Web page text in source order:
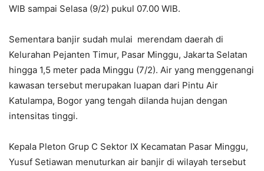
WIB sampai Selasa (9/2) pukul 07.00 WIB.
Sementara banjir sudah mulai merendam daerah di
Kelurahan Pejanten Timur, Pasar Minggu, Jakarta Selatan
hingga 1,5 meter pada Minggu (7/2). Air yang menggenangi
kawasan tersebut merupakan luapan dari Pintu Air
Katulampa, Bogor yang tengah dilanda hujan dengan
intensitas tinggi.
Kepala Pleton Grup C Sektor IX Kecamatan Pasar Minggu,
Yusuf Setiawan menuturkan air banjir di wilayah tersebut